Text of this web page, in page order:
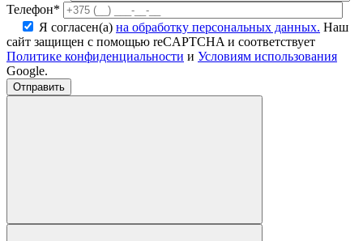
Телефон*
Я согласен(а) на обработку персональных данных. Наш
сайт защищен с помощью reCAPTCHA и соответствует
Политике конфиденциальности и Условиям использования
Google.